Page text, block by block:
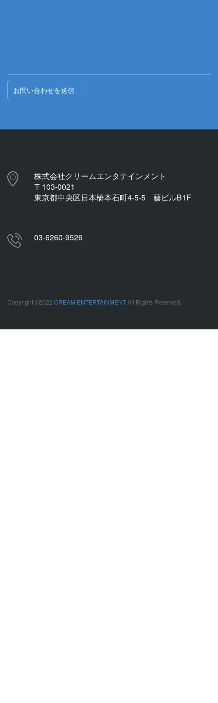
株式会社クリームエンタテインメント
〒103-0021
東京都中央区日本橋本石町4-5-5 藤ビルB1F
03-6260-9526
Copyright ©2022 CREAM ENTERTAINMENT All Rights Reserved.